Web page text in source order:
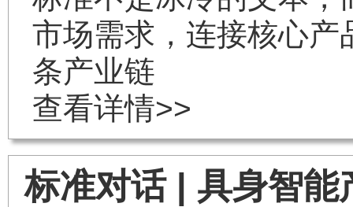
市场需求，连接核心
条产业链
查看详情>>
标准对话 | 具身智能